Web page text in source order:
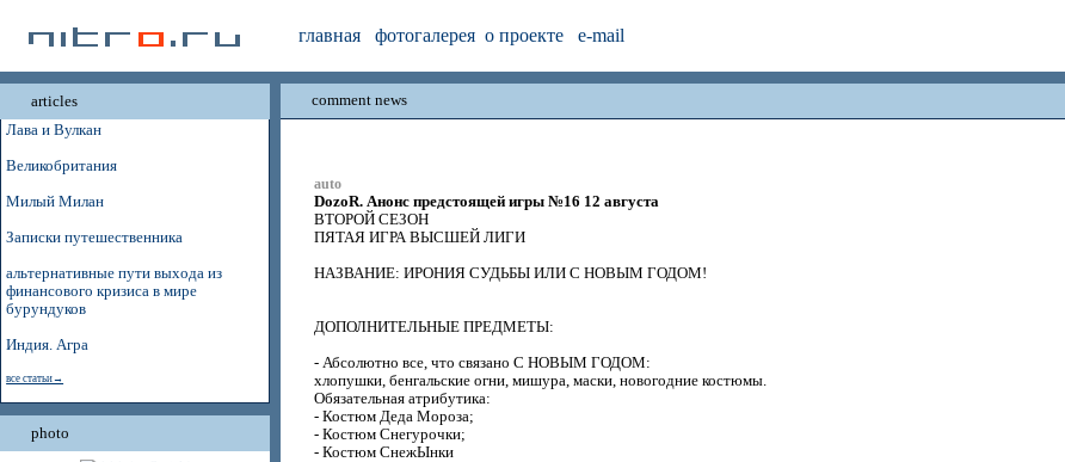
главная фотогалерея о проекте e-mail
articles
Лава и Вулкан
Великобритания
Милый Милан
Записки путешественника
альтернативные пути выхода из
финансового кризиса в мире
бурундуков
Индия. Агра
все статьи→
photo
comment news
auto
DozoR. Анонс предстоящей игры №16 12 августа
ВТОРОЙ СЕЗОН
ПЯТАЯ ИГРА ВЫСШЕЙ ЛИГИ
НАЗВАНИЕ: ИРОНИЯ СУДЬБЫ ИЛИ С НОВЫМ ГОДОМ!
ДОПОЛНИТЕЛЬНЫЕ ПРЕДМЕТЫ:
- Абсолютно все, что связано С НОВЫМ ГОДОМ:
хлопушки, бенгальские огни, мишура, маски, новогодние костюмы.
Обязательная атрибутика:
- Костюм Деда Мороза;
- Костюм Снегурочки;
- Костюм СнежЫнки